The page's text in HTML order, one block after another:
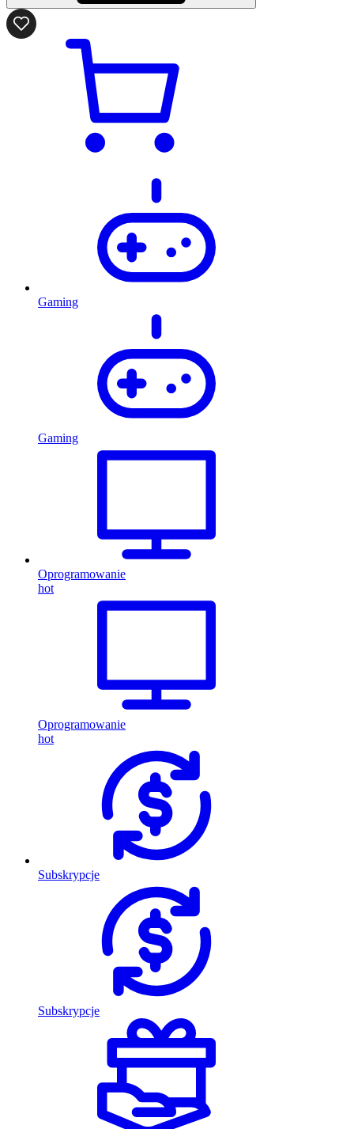
Gaming
Gaming
Oprogramowanie
hot
Oprogramowanie
hot
Subskrypcje
Subskrypcje